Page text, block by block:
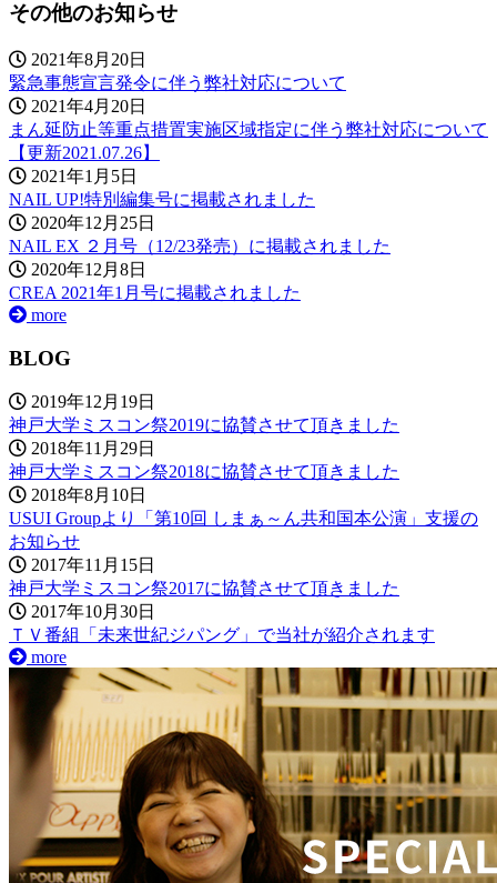
その他のお知らせ
2021年8月20日
緊急事態宣言発令に伴う弊社対応について
2021年4月20日
まん延防止等重点措置実施区域指定に伴う弊社対応について
【更新2021.07.26】
2021年1月5日
NAIL UP!特別編集号に掲載されました
2020年12月25日
NAIL EX ２月号（12/23発売）に掲載されました
2020年12月8日
CREA 2021年1月号に掲載されました
more
BLOG
2019年12月19日
神戸大学ミスコン祭2019に協賛させて頂きました
2018年11月29日
神戸大学ミスコン祭2018に協賛させて頂きました
2018年8月10日
USUI Groupより「第10回 しまぁ～ん共和国本公演」支援の
お知らせ
2017年11月15日
神戸大学ミスコン祭2017に協賛させて頂きました
2017年10月30日
ＴＶ番組「未来世紀ジパング」で当社が紹介されます
more